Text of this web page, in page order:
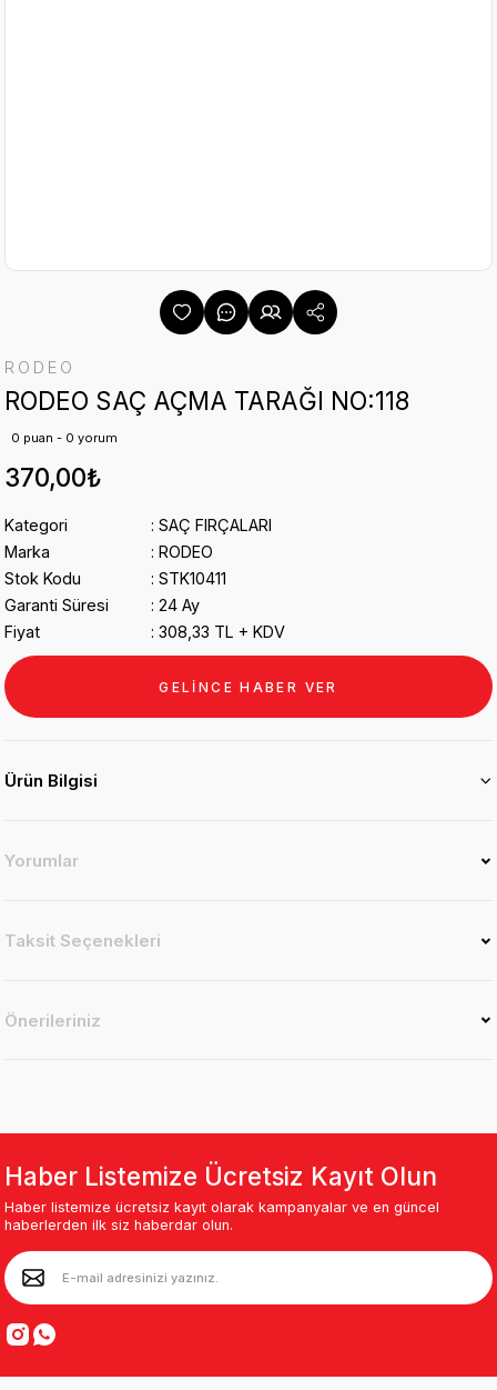
RODEO
RODEO SAÇ AÇMA TARAĞI NO:118
0 puan - 0 yorum
370,00₺
Kategori
SAÇ FIRÇALARI
Marka
RODEO
Stok Kodu
STK10411
Garanti Süresi
24 Ay
Fiyat
308,33 TL + KDV
GELİNCE HABER VER
Ürün Bilgisi
Yorumlar
Taksit Seçenekleri
Önerileriniz
Haber Listemize Ücretsiz Kayıt Olun
Haber listemize ücretsiz kayıt olarak kampanyalar ve en güncel
haberlerden ilk siz haberdar olun.